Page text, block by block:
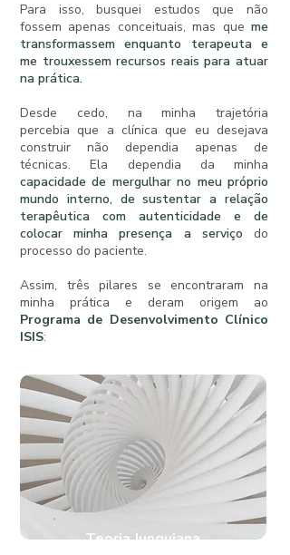
Para isso, busquei estudos que não
fossem apenas conceituais, mas que me
transformassem enquanto terapeuta e
me trouxessem recursos reais para atuar
na prática.
Desde cedo, na minha trajetória
percebia que a clínica que eu desejava
construir não dependia apenas de
técnicas. Ela dependia da minha
capacidade de mergulhar no meu próprio
mundo interno, de sustentar a relação
terapêutica com autenticidade e de
colocar minha presença a serviço do
processo do paciente.
Assim, três pilares se encontraram na
minha prática e deram origem ao
Programa de Desenvolvimento Clínico
ISIS:
Teoria Junguiana